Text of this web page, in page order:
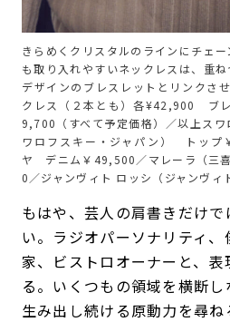
きらめくクリスタルのラインにチェ
も取り入れやすいネックレスは、重
デザインのブレスレットとリンクさ
クレス（２本とも）各¥42,900 ブ
9,700（すべて予定価格）／以上スワ
ワロフスキー・ジャパン） トップ
ヤ デニム￥49,500／マレーラ（三
0／ジャンヴィト ロッシ（ジャンヴィ
もはや、芸人の肩書きだけ
い。ラジオパーソナリティ
家、ビストロオーナーと、
る。いくつもの領域を横断
生み出し続ける原動力を尋